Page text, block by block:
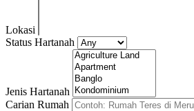
Lokasi
Status Hartanah
Jenis Hartanah
Carian Rumah